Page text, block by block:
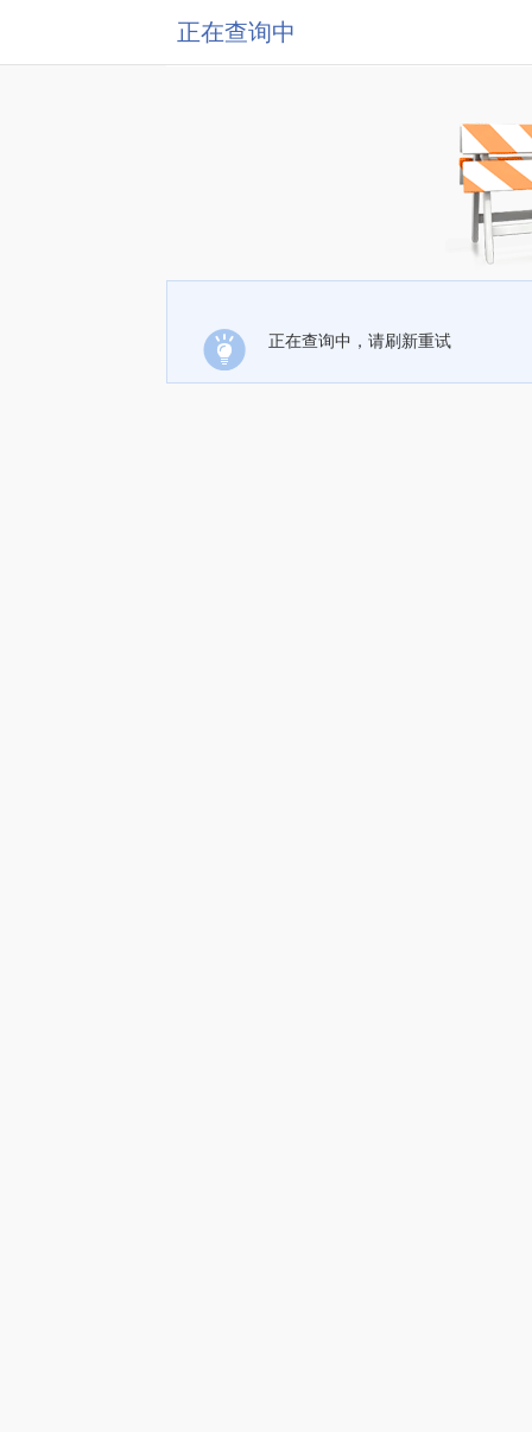
正在查询中
正在查询中，请刷新重试